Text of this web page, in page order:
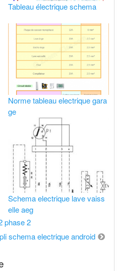
Tableau électrique schema
Norme tableau electrique gara
ge
Schema electrique lave vaiss
elle aeg
phase 2
schema electrique android